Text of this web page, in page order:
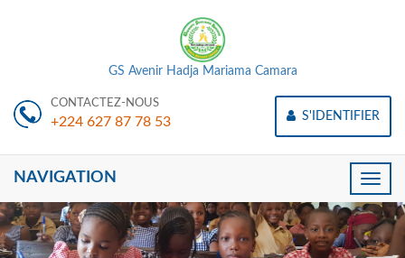
GS Avenir Hadja Mariama Camara
CONTACTEZ-NOUS
+224 627 87 78 53 S'IDENTIFIER
Toggle
NAVIGATION